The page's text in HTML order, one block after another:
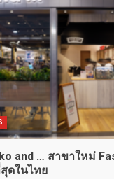
and … สาขาใหม่
ดในไทย